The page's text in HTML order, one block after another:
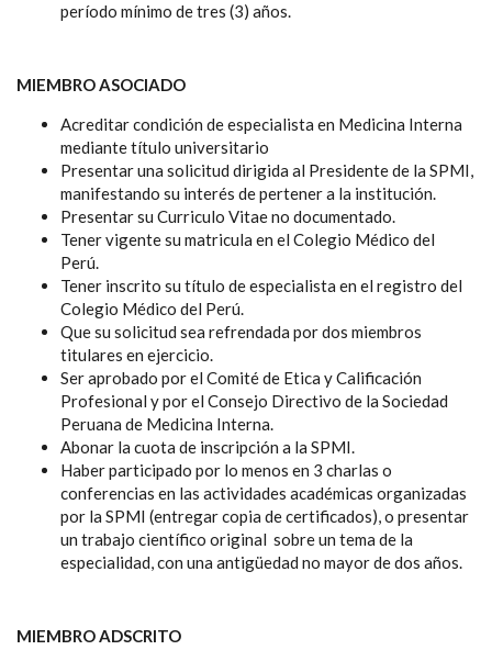
período mínimo de tres (3) años.
MIEMBRO ASOCIADO
Acreditar condición de especialista en Medicina Interna
mediante título universitario
Presentar una solicitud dirigida al Presidente de la SPMI,
manifestando su interés de pertener a la institución.
Presentar su Curriculo Vitae no documentado.
Tener vigente su matricula en el Colegio Médico del
Perú.
Tener inscrito su título de especialista en el registro del
Colegio Médico del Perú.
Que su solicitud sea refrendada por dos miembros
titulares en ejercicio.
Ser aprobado por el Comité de Etica y Calificación
Profesional y por el Consejo Directivo de la Sociedad
Peruana de Medicina Interna.
Abonar la cuota de inscripción a la SPMI.
Haber participado por lo menos en 3 charlas o
conferencias en las actividades académicas organizadas
por la SPMI (entregar copia de certificados), o presentar
un trabajo científico original sobre un tema de la
especialidad, con una antigüedad no mayor de dos años.
MIEMBRO ADSCRITO